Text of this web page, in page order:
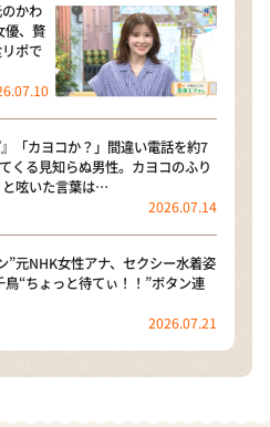
かわ
優、贅
ポで
「カヨコか？」間違い電話を約7
くる見知らぬ男性。カヨコのふり
と呟いた言葉は…
2026.07.14
”元NHK女性アナ、セクシー水着姿
“ちょっと待てぃ！！”ボタン連
2026.07.21